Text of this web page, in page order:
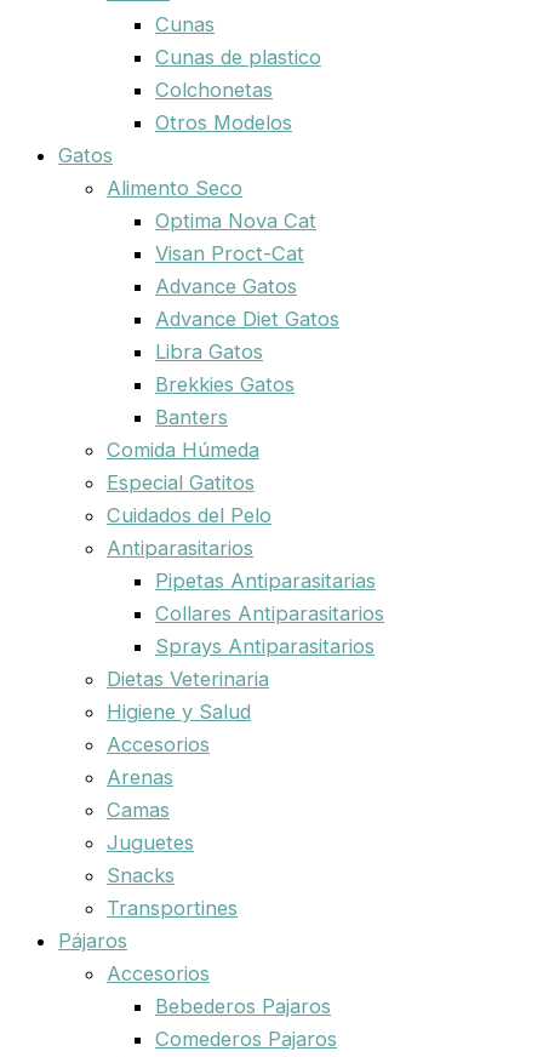
Cunas
Cunas de plastico
Colchonetas
Otros Modelos
Gatos
Alimento Seco
Optima Nova Cat
Visan Proct-Cat
Advance Gatos
Advance Diet Gatos
Libra Gatos
Brekkies Gatos
Banters
Comida Húmeda
Especial Gatitos
Cuidados del Pelo
Antiparasitarios
Pipetas Antiparasitarias
Collares Antiparasitarios
Sprays Antiparasitarios
Dietas Veterinaria
Higiene y Salud
Accesorios
Arenas
Camas
Juguetes
Snacks
Transportines
Pájaros
Accesorios
Bebederos Pajaros
Comederos Pajaros